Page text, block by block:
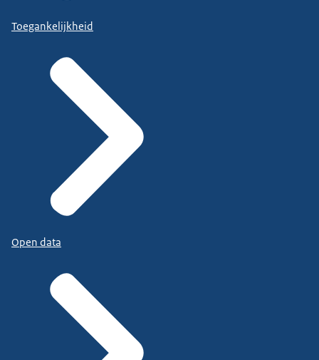
Toegankelijkheid
Open data